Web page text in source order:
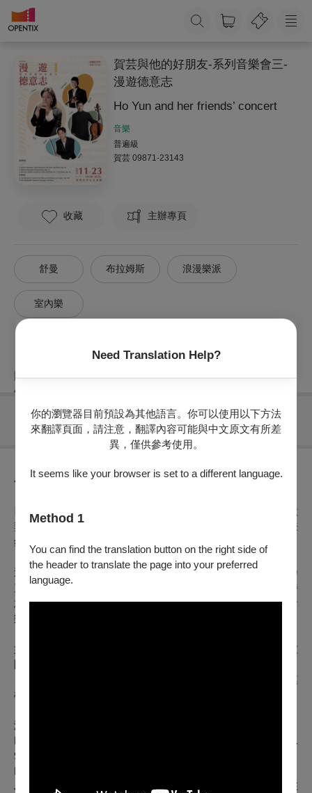
Need Translation Help?
你的瀏覽器目前預設為其他語言。你可以使用以下方法
來翻譯頁面，請注意，翻譯內容可能與中文原文有所差
異，僅供參考使用。
It seems like your browser is set to a different language.
Method 1
You can find the translation button on the right side of
the header to translate the page into your preferred
language.
賀芸與他的好朋友-系列音樂會三-
漫遊德意志
Ho Yun and her friends’ concert
音樂
普遍級
賀芸 09871-23143
收藏 主辦專頁
舒曼 布拉姆斯 浪漫樂派
室內樂
購票資訊 節目介紹 折扣方案 重要須知
無可售場次
節目介紹
四位因為友情而認識的台灣音樂家，決定把日常的笑聲與默
契，搬到舞台上化成一場音樂會。沒有目的，也不是為了賺
錢，只是單純想用音樂，把彼此的喜愛和支持分享給更多人。
這一晚的曲目很特別，從舒曼與布拉姆斯的浪漫情懷，到藍乃
克的優雅與傳統，再到亨德密特帶來的現代光彩。你會聽見詩
意、感性、典雅，也有俐落的理性。像是一段旅程，帶你在音
樂裡輕鬆穿梭於不同時代。
如果你想要在繁忙生活裡，找一個夜晚好好聽音樂、感受朋友
間最單純的熱情，這場音樂會正適合你。
🎶 來坐下來，放鬆聆聽，和我們一起享受音樂最真實的模
樣。
演出曲目：
Robert Schumann: Three Romances for Oboe and Piano, Op.
94
Robert Schumann: Fantasiestücke, Op. 73
Johannes Brahms: Sonata for Cello and Piano, No. 1 in E